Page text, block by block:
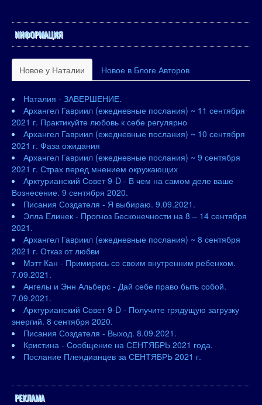
ИНФОРМАЦИЯ
Новое у Наталии Новое в Блоге Авторов
Наталия - ЗАВЕРШЕНИЕ.
Архангел Гавриил (ежедневные послания) ~ 11 сентября
2021 г. Практикуйте любовь к себе регулярно
Архангел Гавриил (ежедневные послания) ~ 10 сентября
2021 г. Фаза ожидания
Архангел Гавриил (ежедневные послания) ~ 9 сентября
2021 г. Страх перед мнением окружающих
Арктурианский Совет 9-D - В чем на самом деле ваше
Вознесение. 9 сентября 2020.
Писания Создателя - Я выбираю. 9.09.2021.
Элла Елинек - Прогноз Бесконечности на 8 – 14 сентября
2021.
Архангел Гавриил (ежедневные послания) ~ 8 сентября
2021 г. Отказ от любви
Мэтт Кан - Примирись со своим внутренним ребенком.
7.09.2021.
Ангелы и Энн Альберс - Дай себе право быть собой.
7.09.2021.
Арктурианский Совет 9-D - Получите грядущую загрузку
энергий. 8 сентября 2020.
Писания Создателя - Выход. 8.09.2021.
Кристина - Сообщение на СЕНТЯБРЬ 2021 года.
Послание Плеядианцев за СЕНТЯБРЬ 2021 г.
РЕКЛАМА